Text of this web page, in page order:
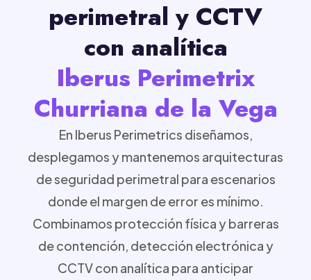
perimetral y CCTV
con analítica
Iberus Perimetrix
Churriana de la Vega
En Iberus Perimetrics diseñamos,
desplegamos y mantenemos arquitecturas
de seguridad perimetral para escenarios
donde el margen de error es mínimo.
Combinamos protección física y barreras
de contención, detección electrónica y
CCTV con analítica para anticipar